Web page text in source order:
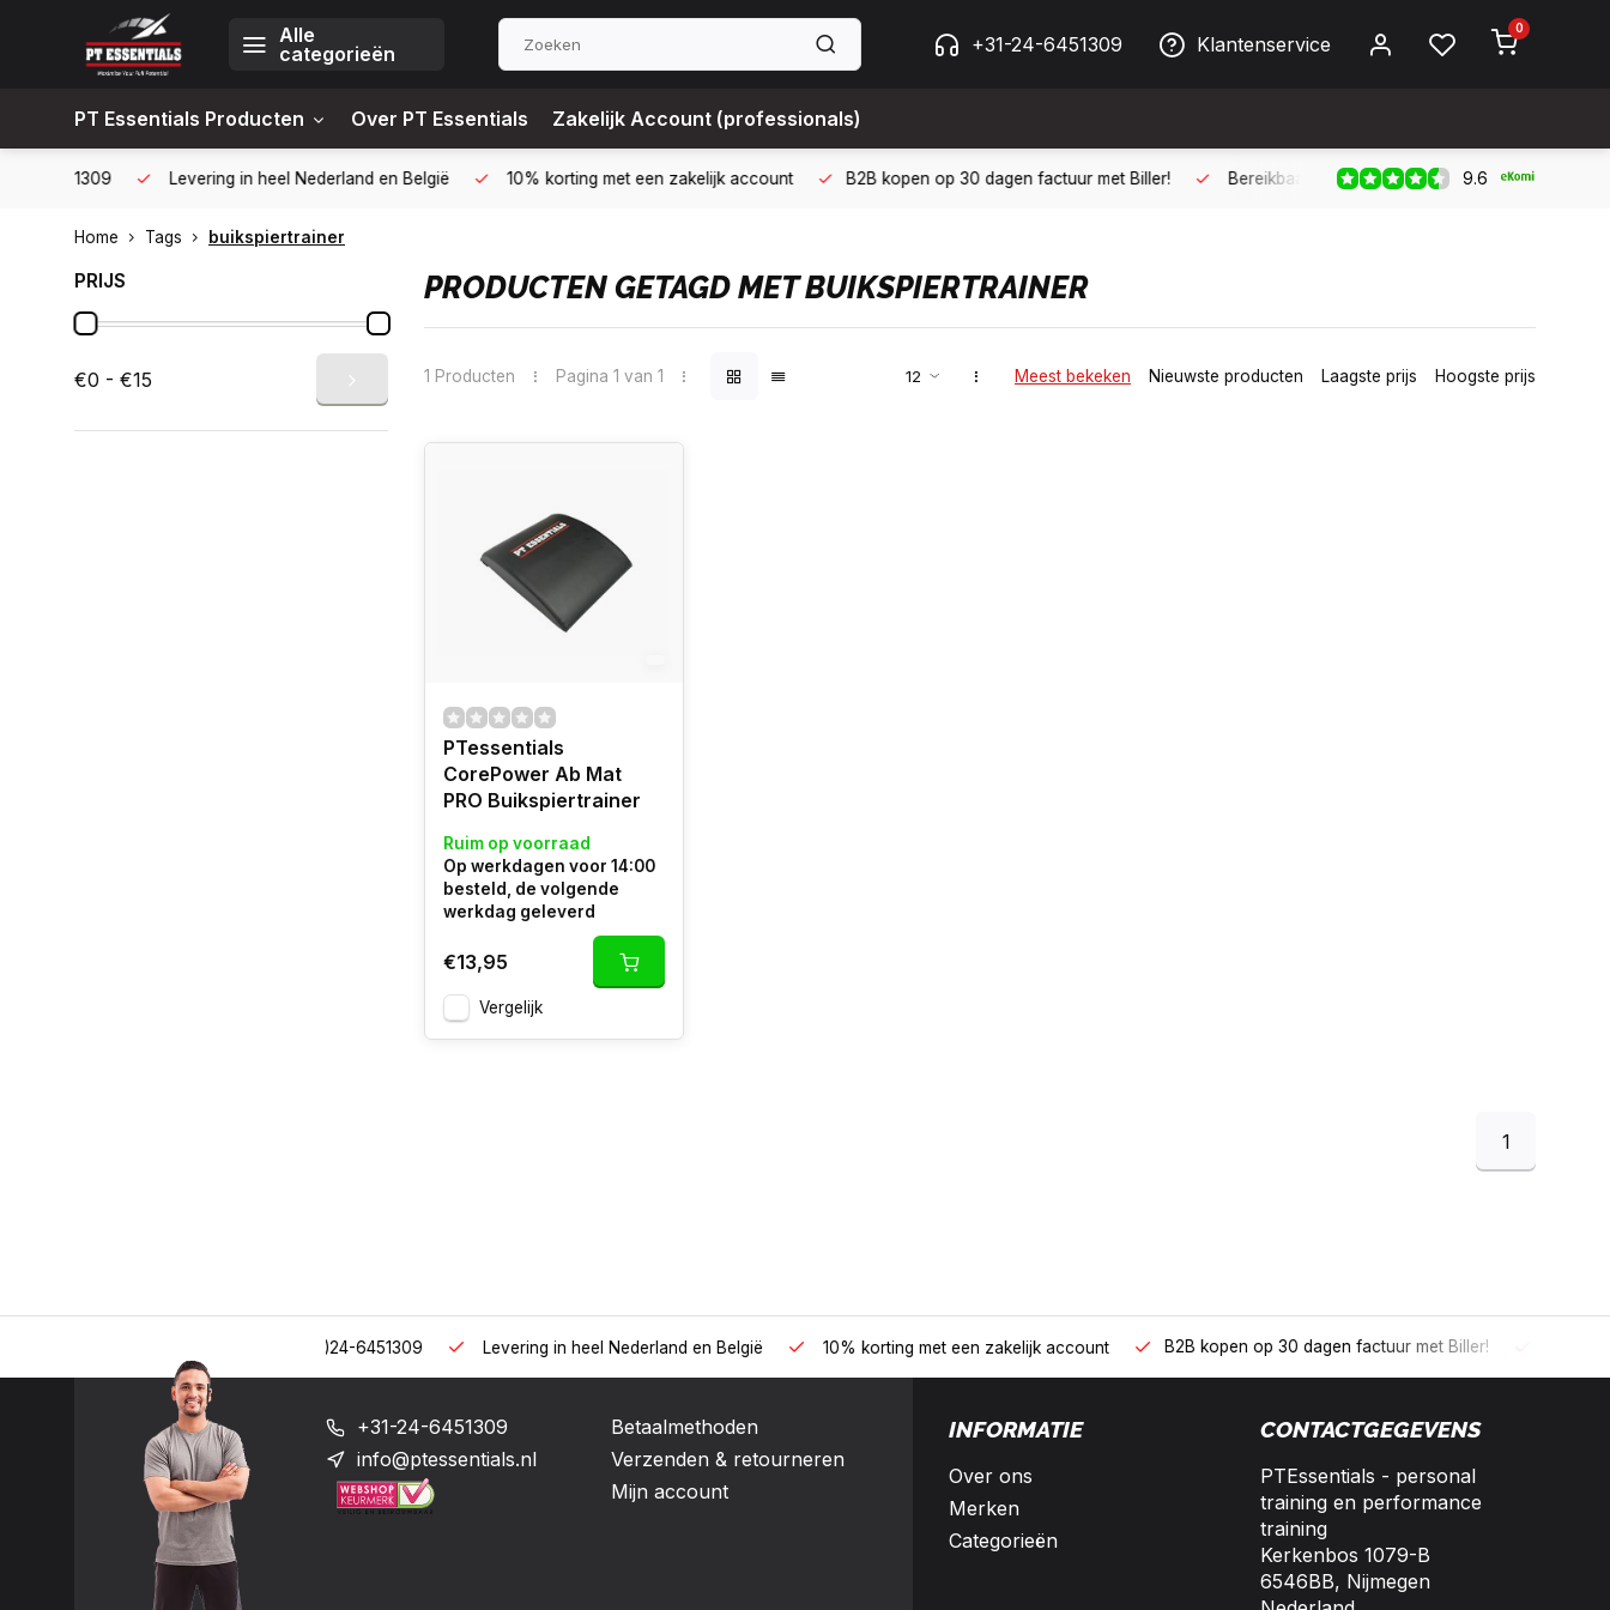
Alle
categorieën
+31-24-6451309 Klantenservice
0
PT Essentials Producten Over PT Essentials Zakelijk Account (professionals)
Levering in heel Nederland en België 10% korting met een zakelijk account B2B kopen op 30 dagen factuur met Biller! Bereikbaar per telefoon op werkdagen van 09:00 tot
9.6
Home Tags buikspiertrainer
PRIJS
€0 - €15
PRODUCTEN GETAGD MET BUIKSPIERTRAINER
1 Producten Pagina 1 van 1 Meest bekeken Nieuwste producten Laagste prijs Hoogste prijs
PTessentials
CorePower Ab Mat
PRO Buikspiertrainer
Ruim op voorraad
Op werkdagen voor 14:00
besteld, de volgende
werkdag geleverd
€13,95
Vergelijk
1
Levering in heel Nederland en België 10% korting met een zakelijk account B2B kopen op 30 dagen factuur met Biller! Bereikbaar per
+31-24-6451309
info@ptessentials.nl
Betaalmethoden
Verzenden & retourneren
Mijn account
INFORMATIE
Over ons
Merken
Categorieën
CONTACTGEGEVENS
PTEssentials - personal
training en performance
training
Kerkenbos 1079-B
6546BB, Nijmegen